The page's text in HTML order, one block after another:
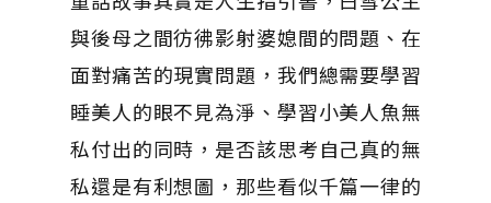
與後母之間彷彿影射婆媳間的問題、在
面對痛苦的現實問題，我們總需要學習
睡美人的眼不見為淨、學習小美人魚無
私付出的同時，是否該思考自己真的無
私還是有利想圖，那些看似千篇一律的